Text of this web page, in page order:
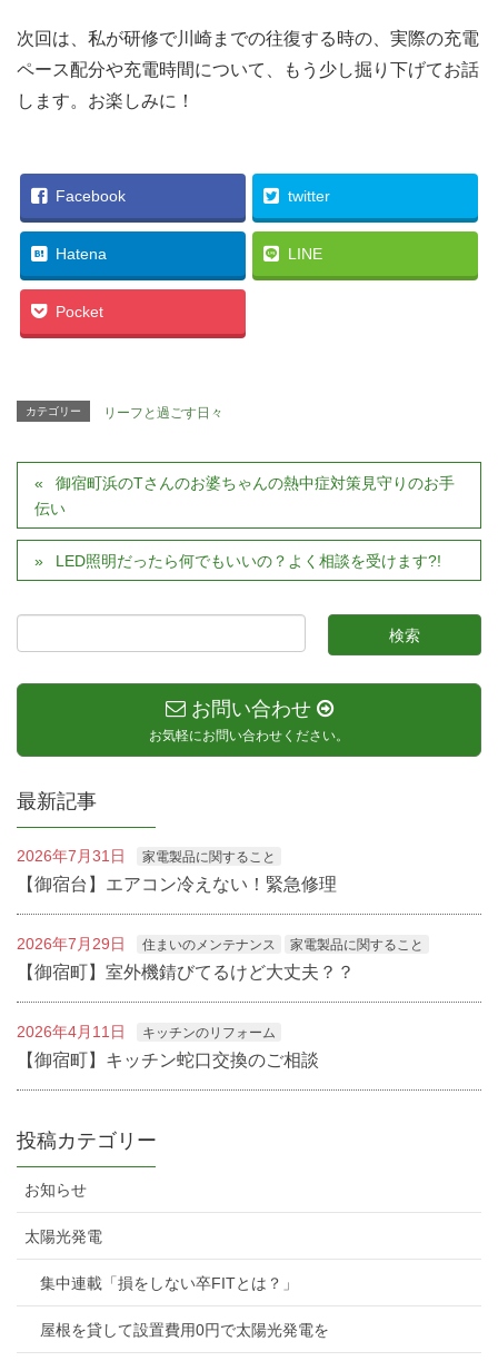
次回は、私が研修で川崎までの往復する時の、実際の充電
ペース配分や充電時間について、もう少し掘り下げてお話
します。お楽しみに！
Facebook twitter
Hatena LINE
Pocket
カテゴリー リーフと過ごす日々
御宿町浜のTさんのお婆ちゃんの熱中症対策見守りのお手
伝い
LED照明だったら何でもいいの？よく相談を受けます?!
お問い合わせ
お気軽にお問い合わせください。
最新記事
2026年7月31日 家電製品に関すること
【御宿台】エアコン冷えない！緊急修理
2026年7月29日 住まいのメンテナンス 家電製品に関すること
【御宿町】室外機錆びてるけど大丈夫？？
2026年4月11日 キッチンのリフォーム
【御宿町】キッチン蛇口交換のご相談
投稿カテゴリー
お知らせ
太陽光発電
集中連載「損をしない卒FITとは？」
屋根を貸して設置費用0円で太陽光発電を